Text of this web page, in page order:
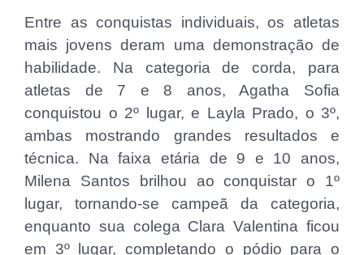
Entre as conquistas individuais, os atletas
mais jovens deram uma demonstração de
habilidade. Na categoria de corda, para
atletas de 7 e 8 anos, Agatha Sofia
conquistou o 2º lugar, e Layla Prado, o 3º,
ambas mostrando grandes resultados e
técnica. Na faixa etária de 9 e 10 anos,
Milena Santos brilhou ao conquistar o 1º
lugar, tornando-se campeã da categoria,
enquanto sua colega Clara Valentina ficou
em 3º lugar, completando o pódio para o